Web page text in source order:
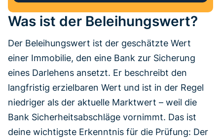
Was ist der Beleihungswert?
Der Beleihungswert ist der geschätzte Wert
einer Immobilie, den eine Bank zur Sicherung
eines Darlehens ansetzt. Er beschreibt den
langfristig erzielbaren Wert und ist in der Regel
niedriger als der aktuelle Marktwert – weil die
Bank Sicherheitsabschläge vornimmt. Das ist
deine wichtigste Erkenntnis für die Prüfung: Der